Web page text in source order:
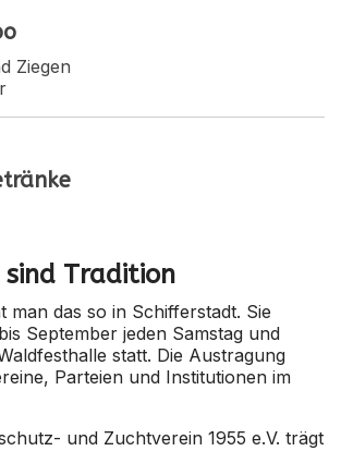
Ziegen
Tradition
man das so in Schifferstadt. Sie
September jeden Samstag und
statt. Die Austragung
Parteien und Institutionen im
und Zuchtverein 1955 e.V. trägt